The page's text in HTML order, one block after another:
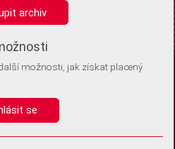
jedná o stejné zařízení, a
do vašeho zařízení, abychom se
je kdykoli později upravit ve Správě
archiv
možnosti, jak získat placený
se